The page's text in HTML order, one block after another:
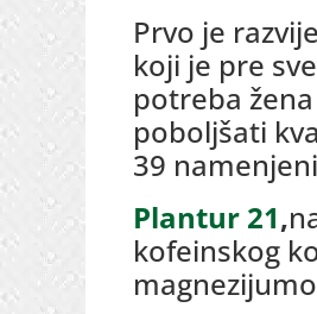
Prvo je
koji je pre
potreba
poboljšati
39
Plantur 21,
kofeinskog